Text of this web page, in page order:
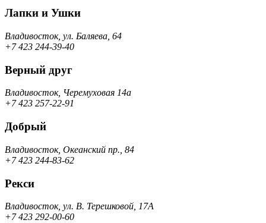
Лапки и Ушки
Владивосток, ул. Баляева, 64
+7 423 244-39-40
Верный друг
Владивосток, Черемуховая 14а
+7 423 257-22-91
Добрый
Владивосток, Океанский пр., 84
+7 423 244-83-62
Рекси
Владивосток, ул. B. Терешковой, 17А
+7 423 292-00-60